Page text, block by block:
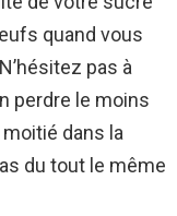
quand vous
pas à
perdre le moins
dans la
du tout le même